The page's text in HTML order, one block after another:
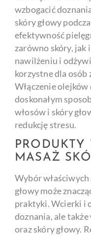
wzbogacić
skóry głowy
efektywność
zarówno skóry, jak
nawilżeniu i
korzystne dla osób
Włączenie olejków
doskonałym
włosów i skóry
redukcję stresu.
PRODUKTY
MASAŻ
Wybór właściwych
głowy może
praktyki. Wcierki i
doznania, ale
oraz skóry głowy.